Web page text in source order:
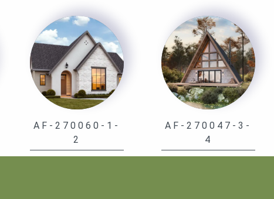
AF-270060-1-
2
AF-270047-3-
4